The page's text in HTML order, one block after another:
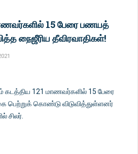
15 பேரை பணயத்
நைஜீரிய தீவிரவாதிகள்!
கடத்திய 121 மாணவர்களில் 15 பேரை
கொண்டு விடுவித்துள்ளனர்
சிலர்.